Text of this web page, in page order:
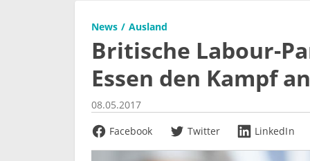
News Ausland
Britische Labour-
Essen den Kampf an
08.05.2017
Facebook
Twitter LinkedIn